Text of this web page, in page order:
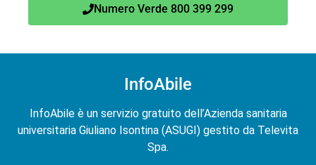
Numero Verde 800 399 299
InfoAbile
InfoAbile è un servizio gratuito dell’Azienda sanitaria
universitaria Giuliano Isontina (ASUGI) gestito da Televita
Spa.